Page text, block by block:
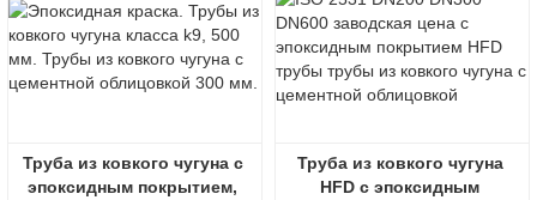
Труба из ковкого чугуна с
эпоксидным покрытием,
Труба из ковкого чугуна
HFD с эпоксидным